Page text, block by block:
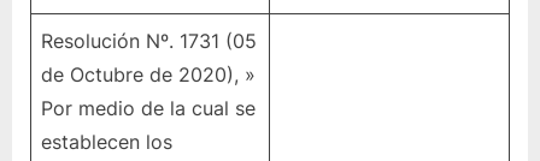
Resolución Nº. 1731 (05
de Octubre de 2020), »
Por medio de la cual se
establecen los